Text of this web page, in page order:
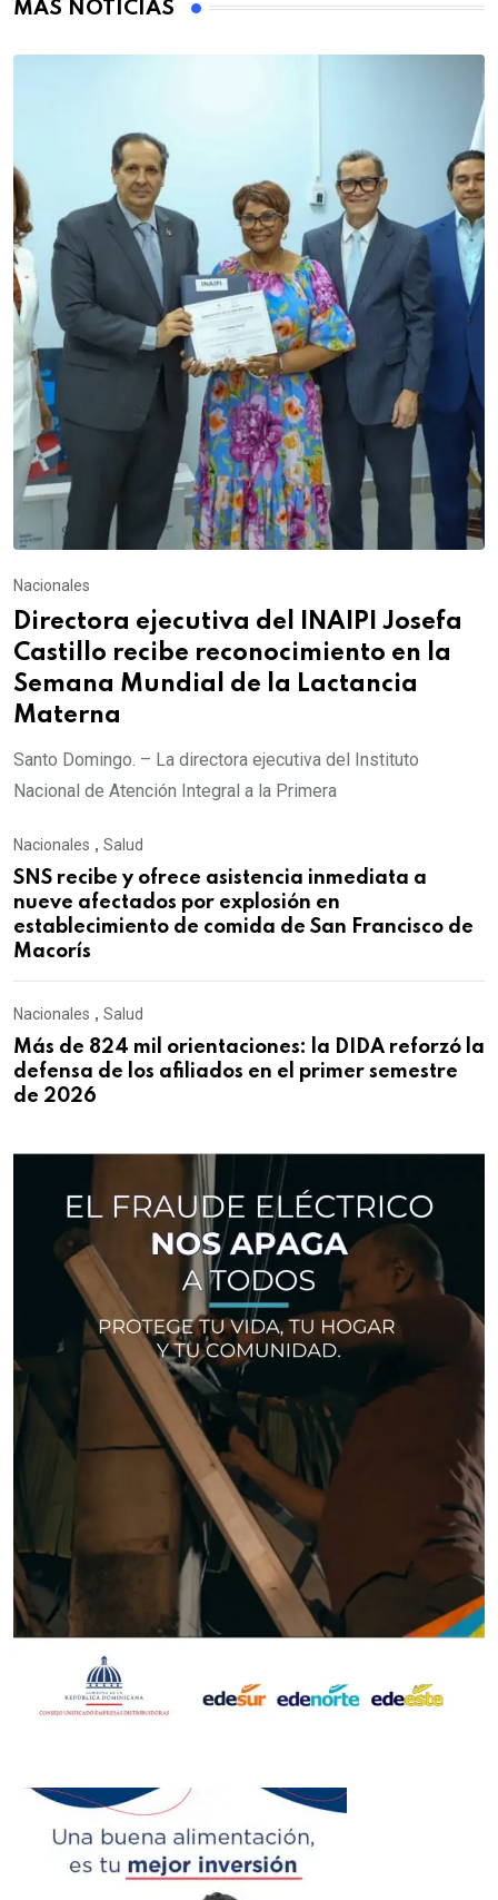
MÁS NOTICIAS
Nacionales
Directora ejecutiva del INAIPI Josefa
Castillo recibe reconocimiento en la
Semana Mundial de la Lactancia
Materna
Santo Domingo. – La directora ejecutiva del Instituto
Nacional de Atención Integral a la Primera
Nacionales , Salud
SNS recibe y ofrece asistencia inmediata a
nueve afectados por explosión en
establecimiento de comida de San Francisco de
Macorís
Nacionales , Salud
Más de 824 mil orientaciones: la DIDA reforzó la
defensa de los afiliados en el primer semestre
de 2026